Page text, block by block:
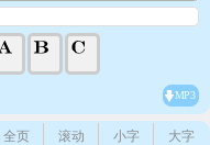
MP3
大字
小字
滚动
全页